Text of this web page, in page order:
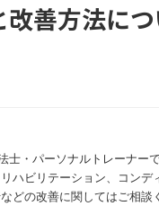
善方法に
士・パーソナルトレーナー
ハビリテーション、コンデ
どの改善に関してはご相談